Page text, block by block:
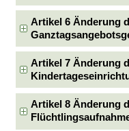
Artikel 6 Änderung
Artikel 7 Änderung
Artikel 8 Änderung